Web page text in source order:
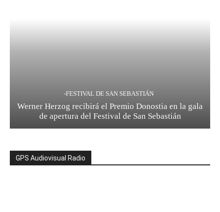
-FESTIVAL DE SAN SEBASTIÁN
Werner Herzog recibirá el Premio Donostia en la gala
de apertura del Festival de San Sebastián
GPS Audiovisual Radio